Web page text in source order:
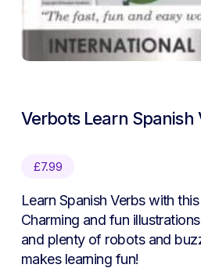
Verbots Learn Spanish
£7.99
Learn Spanish Verbs with
Charming and fun
and plenty of robots and
makes learning fun!